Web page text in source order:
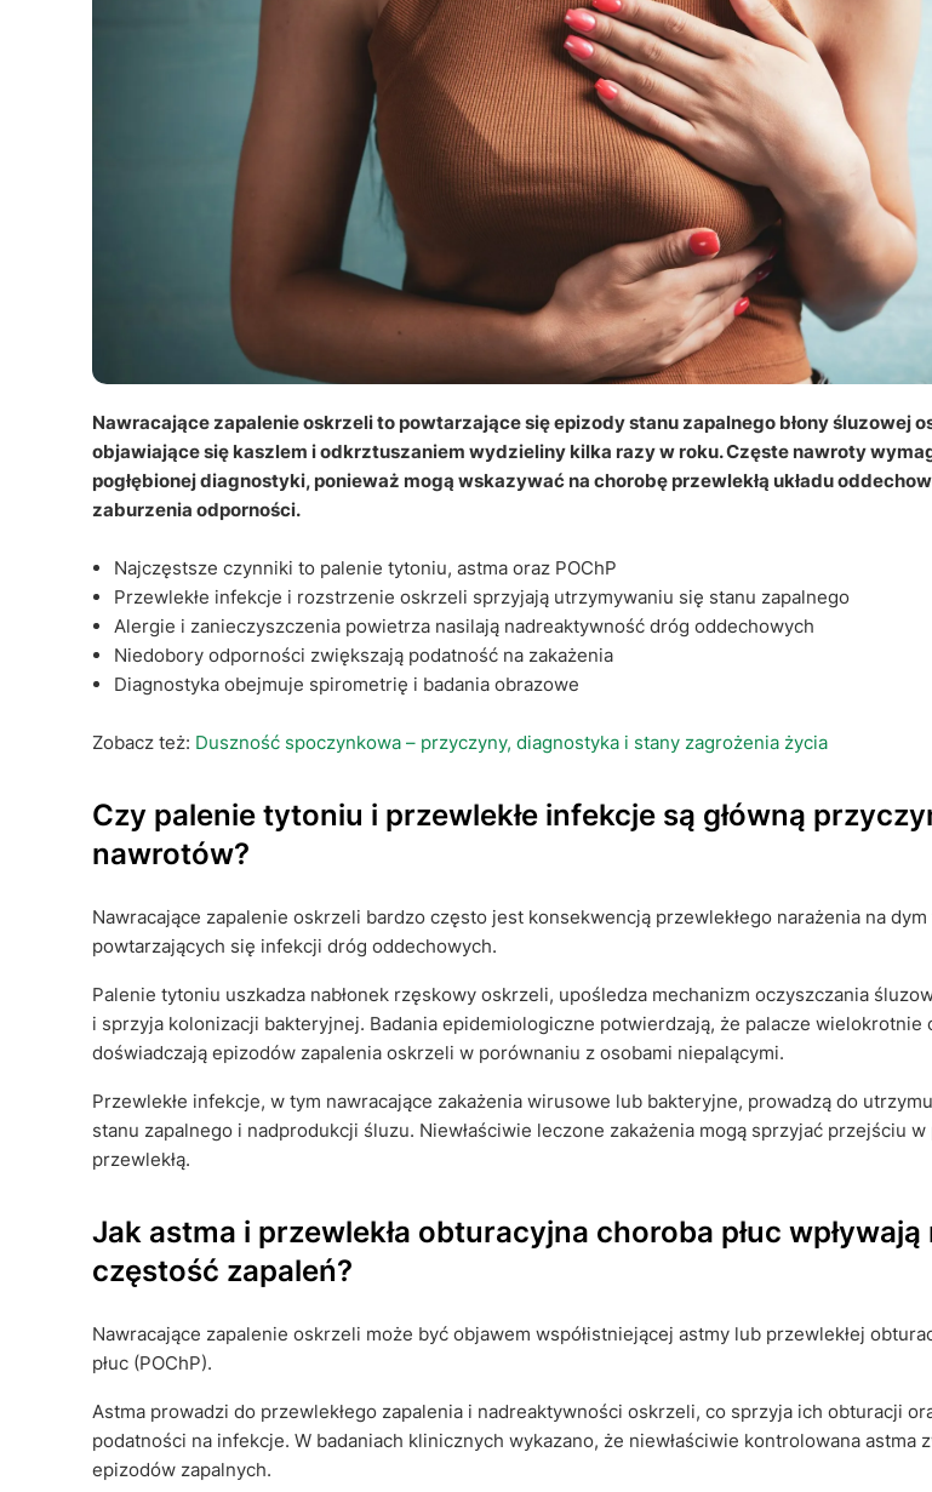
Nawracające zapalenie oskrzeli to powtarzające się epizody stanu zapalnego błony śluzowej
objawiające się kaszlem i odkrztuszaniem wydzieliny kilka razy w roku. Częste nawroty
pogłębionej diagnostyki, ponieważ mogą wskazywać na chorobę przewlekłą układu
zaburzenia odporności.
Najczęstsze czynniki to palenie tytoniu, astma oraz POChP
Przewlekłe infekcje i rozstrzenie oskrzeli sprzyjają utrzymywaniu się stanu zapalnego
Alergie i zanieczyszczenia powietrza nasilają nadreaktywność dróg oddechowych
Niedobory odporności zwiększają podatność na zakażenia
Diagnostyka obejmuje spirometrię i badania obrazowe
Zobacz też: Duszność spoczynkowa – przyczyny, diagnostyka i stany zagrożenia życia
Czy palenie tytoniu i przewlekłe infekcje są główną
nawrotów?
Nawracające zapalenie oskrzeli bardzo często jest konsekwencją przewlekłego narażenia na
powtarzających się infekcji dróg oddechowych.
Palenie tytoniu uszkadza nabłonek rzęskowy oskrzeli, upośledza mechanizm oczyszczania
i sprzyja kolonizacji bakteryjnej. Badania epidemiologiczne potwierdzają, że palacze wielokrotnie
doświadczają epizodów zapalenia oskrzeli w porównaniu z osobami niepalącymi.
Przewlekłe infekcje, w tym nawracające zakażenia wirusowe lub bakteryjne, prowadzą do
stanu zapalnego i nadprodukcji śluzu. Niewłaściwie leczone zakażenia mogą sprzyjać przejściu w
przewlekłą.
Jak astma i przewlekła obturacyjna choroba płuc wpływają
częstość zapaleń?
Nawracające zapalenie oskrzeli może być objawem współistniejącej astmy lub przewlekłej
płuc (POChP).
Astma prowadzi do przewlekłego zapalenia i nadreaktywności oskrzeli, co sprzyja ich obturacji
podatności na infekcje. W badaniach klinicznych wykazano, że niewłaściwie kontrolowana astma
epizodów zapalnych.